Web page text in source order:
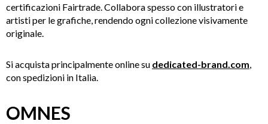
certificazioni Fairtrade. Collabora spesso con illustratori e
artisti per le grafiche, rendendo ogni collezione visivamente
originale.
Si acquista principalmente online su dedicated-brand.com,
con spedizioni in Italia.
OMNES